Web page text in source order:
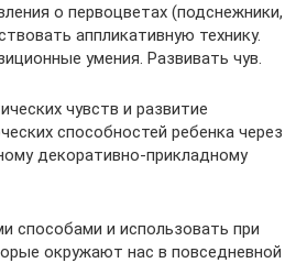
о первоцветах (подснежники,
аппликативную технику.
умения. Развивать чув.
чувств и развитие
способностей ребенка через
декоративно-прикладному
способами и использовать при
окружают нас в повседневной